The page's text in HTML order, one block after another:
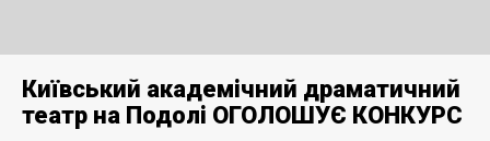
Київський академічний драматичний
театр на Подолі ОГОЛОШУЄ КОНКУРС